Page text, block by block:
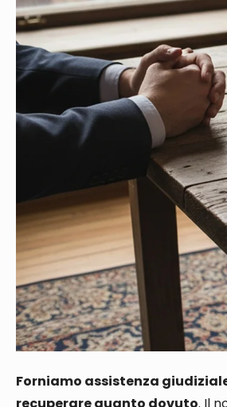
Forniamo assistenza